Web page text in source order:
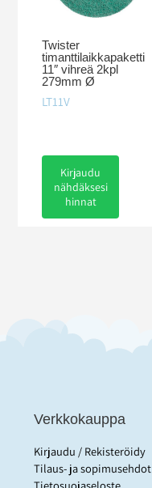
Twister
timanttilaikkapaketti
11″ vihreä 2kpl
279mm Ø
LT11V
Kirjaudu
nähdäksesi
hinnat
Verkkokauppa
Kirjaudu / Rekisteröidy
Tilaus- ja sopimusehdot
Tietosuojaseloste